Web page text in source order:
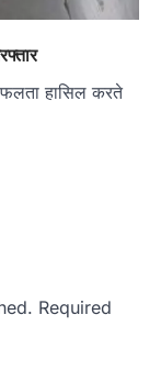
हासिल करते
Required